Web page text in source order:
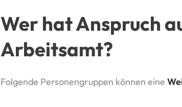
Wer hat Anspruch
Arbeitsamt?
Folgende Personengruppen können eine